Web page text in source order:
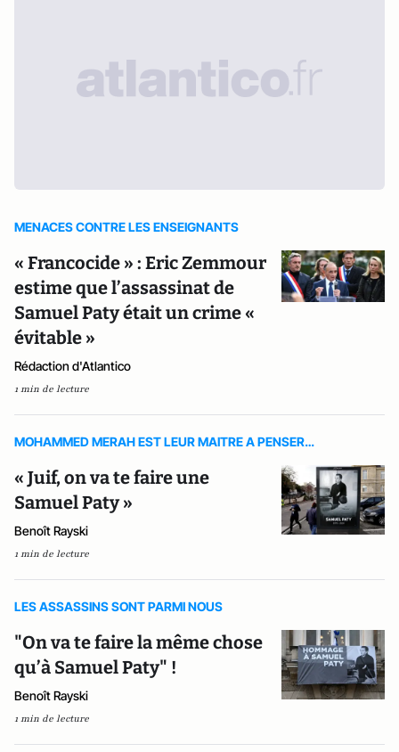
MENACES CONTRE LES ENSEIGNANTS
« Francocide » : Eric Zemmour
estime que l’assassinat de
Samuel Paty était un crime «
évitable »
Rédaction d'Atlantico
1 min de lecture
MOHAMMED MERAH EST LEUR MAITRE A PENSER…
« Juif, on va te faire une
Samuel Paty »
Benoît Rayski
1 min de lecture
LES ASSASSINS SONT PARMI NOUS
"On va te faire la même chose
qu’à Samuel Paty" !
Benoît Rayski
1 min de lecture